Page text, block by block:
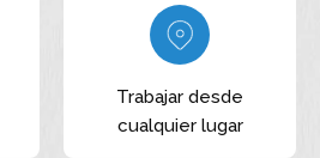
Trabajar desde
cualquier lugar